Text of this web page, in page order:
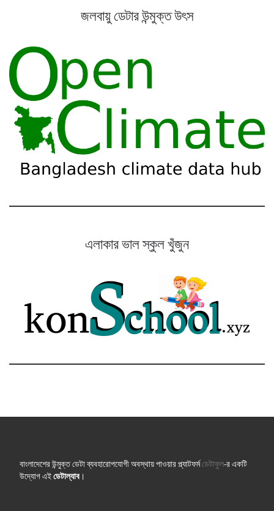
জলবায়ু ডেটার উন্মুক্ত উৎস
এলাকার ভাল স্কুল খুঁজুন
বাংলাদেশের উন্মুক্ত ডেটা ব্যবহারোপযোগী অবস্থায় পাওয়ার প্ল্যাটফর্মডেটাফুল-র একটি
উদ্যোগ এইডেটাল্যাব।